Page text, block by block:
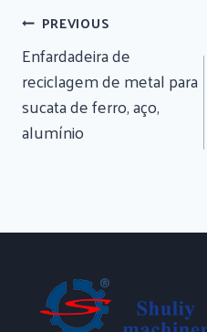
Navegação
De
Artigos
PREVIOUS
Enfardadeira de
reciclagem de metal para
sucata de ferro, aço,
alumínio